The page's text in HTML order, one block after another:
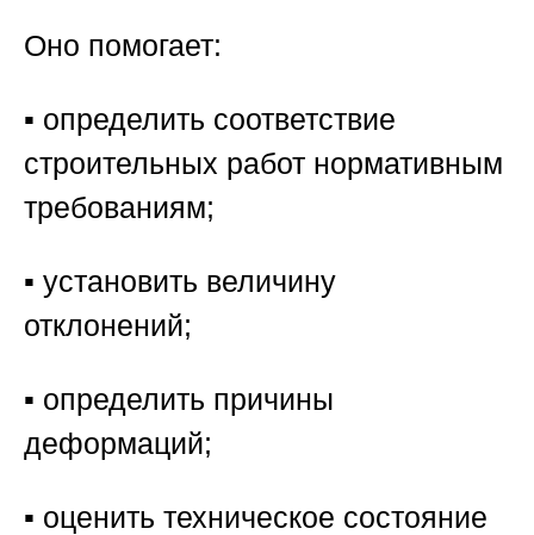
Оно помогает:
▪️ определить соответствие
строительных работ нормативным
требованиям;
▪️ установить величину
отклонений;
▪️ определить причины
деформаций;
▪️ оценить техническое состояние